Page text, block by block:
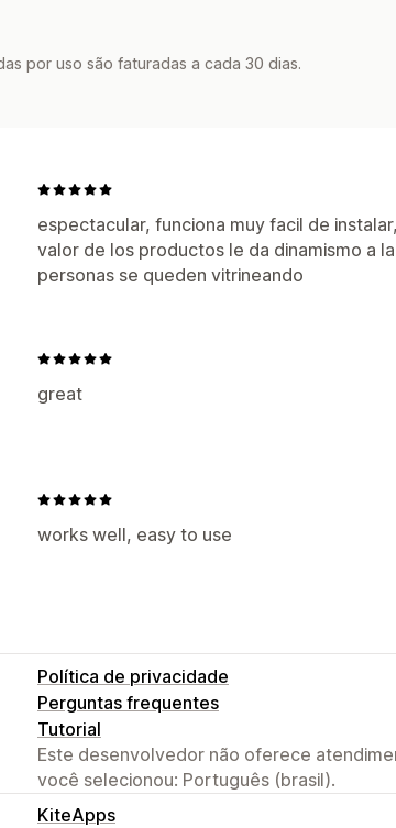
por uso são faturadas a cada 30 dias.
espectacular, funciona muy facil de
valor de los productos le da dinamismo a
personas se queden vitrineando
great
works well, easy to use
Política de privacidade
Perguntas frequentes
Tutorial
Este desenvolvedor não oferece
você selecionou: Português (brasil).
KiteApps